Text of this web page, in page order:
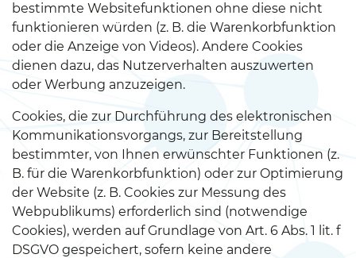
bestimmte Websitefunktionen ohne diese nicht
funktionieren würden (z. B. die Warenkorbfunktion
oder die Anzeige von Videos). Andere Cookies
dienen dazu, das Nutzerverhalten auszuwerten
oder Werbung anzuzeigen.
Cookies, die zur Durchführung des elektronischen
Kommunikationsvorgangs, zur Bereitstellung
bestimmter, von Ihnen erwünschter Funktionen (z.
B. für die Warenkorbfunktion) oder zur Optimierung
der Website (z. B. Cookies zur Messung des
Webpublikums) erforderlich sind (notwendige
Cookies), werden auf Grundlage von Art. 6 Abs. 1 lit. f
DSGVO gespeichert, sofern keine andere